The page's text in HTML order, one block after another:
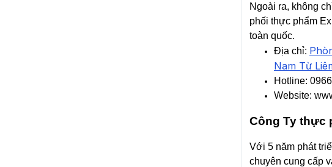
Ngoài ra, không
phối thực phẩm
toàn quốc.
Địa chỉ:
Nam Từ
Hotline:
Website:
Công Ty thực
Với 5 năm phát
chuyên cung cấp